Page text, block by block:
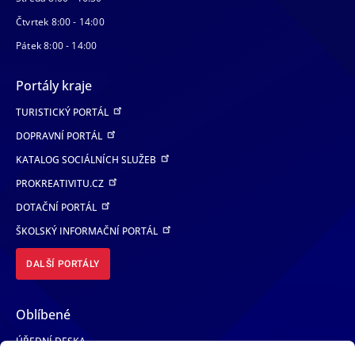
Čtvrtek 8:00 - 14:00
Pátek 8:00 - 14:00
Portály kraje
TURISTICKÝ PORTÁL
DOPRAVNÍ PORTÁL
KATALOG SOCIÁLNÍCH SLUŽEB
PROKREATIVITU.CZ
DOTAČNÍ PORTÁL
ŠKOLSKÝ INFORMAČNÍ PORTÁL
DALŠÍ PORTÁLY
Oblíbené
ÚŘEDNÍ DESKA